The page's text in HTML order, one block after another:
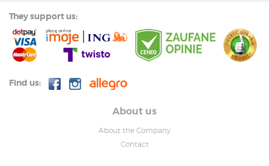
They support us:
Find us:
About us
About the Company
Contact